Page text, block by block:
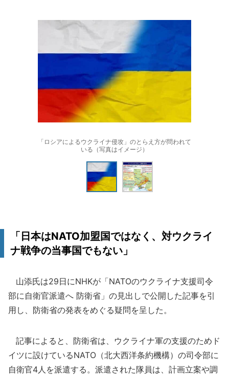
「ロシアによるウクライナ侵攻」のとらえ方が問われて
いる（写真はイメージ）
「日本はNATO加盟国ではなく、対ウクライ
ナ戦争の当事国でもない」
山添氏は29日にNHKが「NATOのウクライナ支援司令
部に自衛官派遣へ 防衛省」の見出しで公開した記事を引
用し、防衛省の発表をめぐる疑問を呈した。
記事によると、防衛省は、ウクライナ軍の支援のためド
イツに設けているNATO（北大西洋条約機構）の司令部に
自衛官4人を派遣する。派遣された隊員は、計画立案や調